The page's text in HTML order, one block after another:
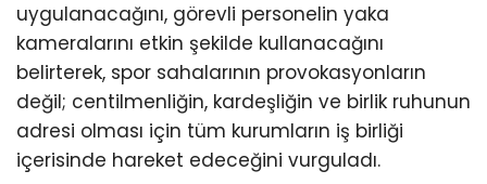
uygulanacağını, görevli personelin yaka
kameralarını etkin şekilde kullanacağını
belirterek, spor sahalarının provokasyonların
değil; centilmenliğin, kardeşliğin ve birlik ruhunun
adresi olması için tüm kurumların iş birliği
içerisinde hareket edeceğini vurguladı.